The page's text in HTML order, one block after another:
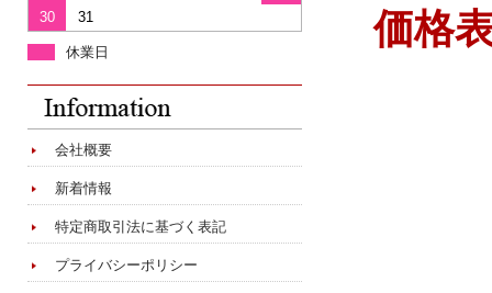
価格
30
31
休業日
会社概要
新着情報
特定商取引法に基づく表記
プライバシーポリシー